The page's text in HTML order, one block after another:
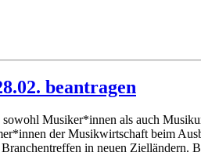
beantragen
sowohl Musiker*innen als auch
der Musikwirtschaft beim
in neuen Zielländern.